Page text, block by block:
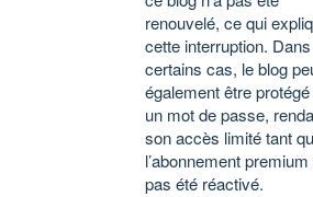
renouvelé, ce qui
cette interruption. Dans
certains cas, le blog
également être
un mot de passe,
son accès limité tant
l’abonnement premium
pas été réactivé.